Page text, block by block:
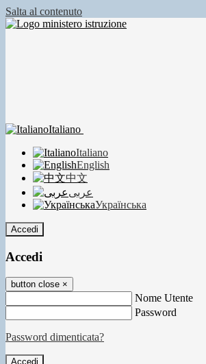
Salta al contenuto
Italiano
Italiano
English
中文
عربى
Українська
Accedi
Accedi
button close ×
Nome Utente
Password
Password dimenticata?